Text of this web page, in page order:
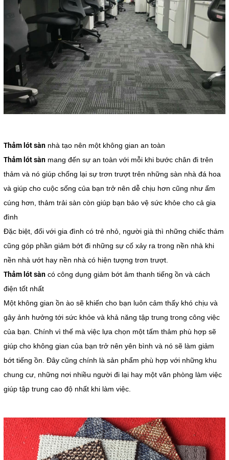
Thảm lót sànnhà tạo nên một không gian an toàn
Thảm lót sànmang đến sự an toàn với mỗi khi bước chân đi trên
thảm và nó giúp chống lại sự trơn trượt trên những sàn nhà đá hoa
và giúp cho cuộc sống của bạn trở nên dễ chịu hơn cũng như ấm
cúng hơn, thảm trải sàn còn giúp bạn bảo vệ sức khỏe cho cả gia
đình
Đặc biệt, đối với gia đình có trẻ nhỏ, người già thì những chiếc thảm
cũng góp phần giảm bớt đi những sự cố xảy ra trong nền nhà khi
nền nhà ướt hay nền nhà có hiện tượng trơn trượt.
Thảm lót sàncó công dụng giảm bớt âm thanh tiếng ồn và cách
điện tốt nhất
Một không gian ồn ào sẽ khiến cho bạn luôn cảm thấy khó chịu và
gây ảnh hưởng tới sức khỏe và khả năng tập trung trong công việc
của bạn. Chính vì thế mà việc lựa chọn một tấm thảm phù hợp sẽ
giúp cho không gian của bạn trở nên yên bình và nó sẽ làm giảm
bớt tiếng ồn. Đây cũng chính là sản phẩm phù hợp với những khu
chung cư, những nơi nhiều người đi lại hay một văn phòng làm việc
giúp tập trung cao độ nhất khi làm việc.